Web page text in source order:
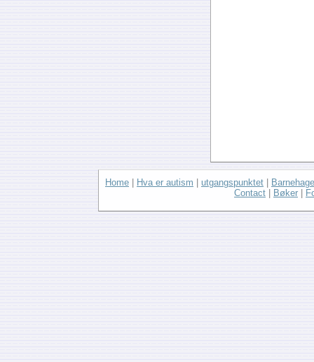
Home Hva er autism utgangspunktet
Contact
Bøker